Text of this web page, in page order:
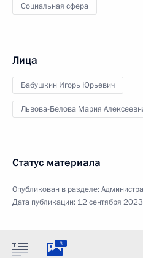
Социальная сфера
Лица
Бабушкин Игорь Юрьевич
Львова-Белова Мария
Статус материала
Опубликован в разделе:
Дата публикации: 12 сентября
3